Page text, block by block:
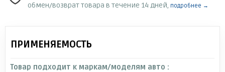
обмен/возврат товара в течение 14 дней, подробнее →
ПРИМЕНЯЕМОСТЬ
Товар подходит к маркам/моделям авто :